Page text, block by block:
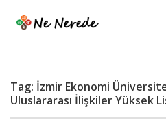
Tag: İzmir Ekonomi
Uluslararası İlişkiler Yüksek